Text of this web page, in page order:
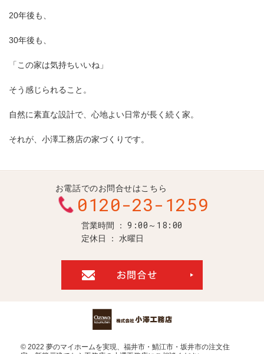
20年後も、
30年後も、
「この家は気持ちいいね」
そう感じられること。
自然に素直な設計で、心地よい日常が長く続く家。
それが、小澤工務店の家づくりです。
お電話でのお問合せはこちら
0120-23-1259
営業時間 9:00～18:00
定休日 水曜日
© 2022 夢のマイホームを実現、 福井市・鯖江市・坂井市の注文住